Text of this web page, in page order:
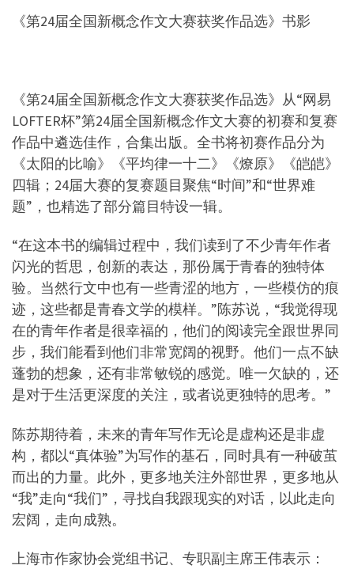
《第24届全国新概念作文大赛获奖作品选》书影
《第24届全国新概念作文大赛获奖作品选》从“网易
LOFTER杯”第24届全国新概念作文大赛的初赛和复赛
作品中遴选佳作，合集出版。全书将初赛作品分为
《太阳的比喻》《平均律一十二》《燎原》《皑皑》
四辑；24届大赛的复赛题目聚焦“时间”和“世界难
题”，也精选了部分篇目特设一辑。
“在这本书的编辑过程中，我们读到了不少青年作者
闪光的哲思，创新的表达，那份属于青春的独特体
验。当然行文中也有一些青涩的地方，一些模仿的痕
迹，这些都是青春文学的模样。”陈苏说，“我觉得现
在的青年作者是很幸福的，他们的阅读完全跟世界同
步，我们能看到他们非常宽阔的视野。他们一点不缺
蓬勃的想象，还有非常敏锐的感觉。唯一欠缺的，还
是对于生活更深度的关注，或者说更独特的思考。”
陈苏期待着，未来的青年写作无论是虚构还是非虚
构，都以“真体验”为写作的基石，同时具有一种破茧
而出的力量。此外，更多地关注外部世界，更多地从
“我”走向“我们”，寻找自我跟现实的对话，以此走向
宏阔，走向成熟。
上海市作家协会党组书记、专职副主席王伟表示：